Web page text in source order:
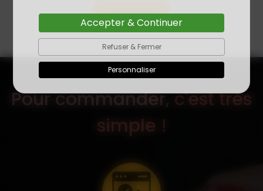
Accepter & Continuer
Refuser & Fermer
Personnaliser
Contact
Pour commander,c'est très
simple !